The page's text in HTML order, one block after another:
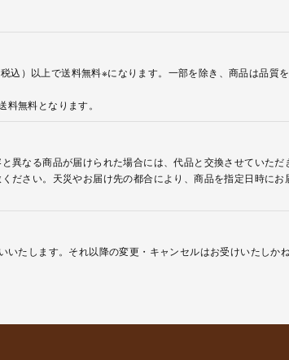
）以上で送料無料※になります。一部を除き、商品は品質
無料となります。
異なる商品が届けられた場合には、代品と交換させていた
ださい。天災やお届け先の都合により、商品を指定日時に
たします。それ以降の変更・キャンセルはお受けいたしか